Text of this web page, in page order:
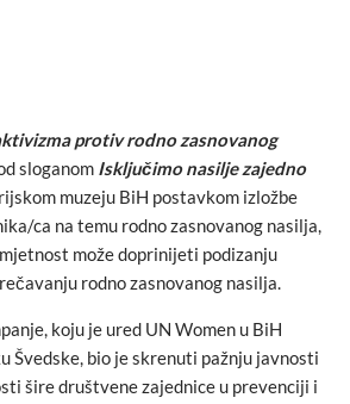
protiv rodno zasnovanog
sloganom Isključimo nasilje zajedno
muzeju BiH postavkom izložbe
ca na temu rodno zasnovanog nasilja,
može doprinijeti podizanju
rodno zasnovanog nasilja.
koju je ured UN Women u BiH
Švedske, bio je skrenuti pažnju javnosti
šire društvene zajednice u prevenciji i